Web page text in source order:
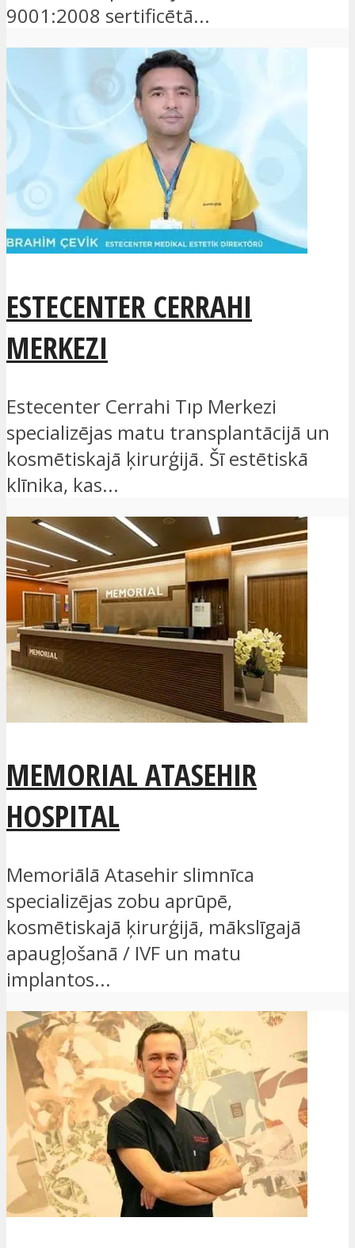
9001:2008 sertificētā...
ESTECENTER CERRAHI
MERKEZI
Estecenter Cerrahi Tıp Merkezi
specializējas matu transplantācijā un
kosmētiskajā ķirurģijā. Šī estētiskā
klīnika, kas...
MEMORIAL ATASEHIR
HOSPITAL
Memoriālā Atasehir slimnīca
specializējas zobu aprūpē,
kosmētiskajā ķirurģijā, mākslīgajā
apaugļošanā / IVF un matu
implantos...